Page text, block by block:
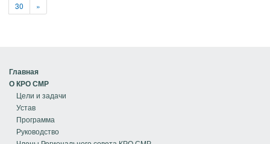
30
»
Главная
О КРО СМР
Цели и задачи
Устав
Программа
Руководство